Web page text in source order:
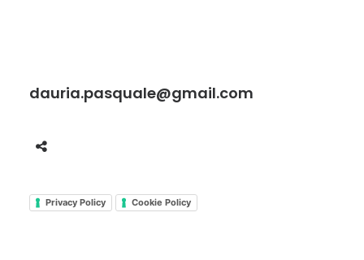
dauria.pasquale@gmail.com
Privacy Policy Cookie Policy